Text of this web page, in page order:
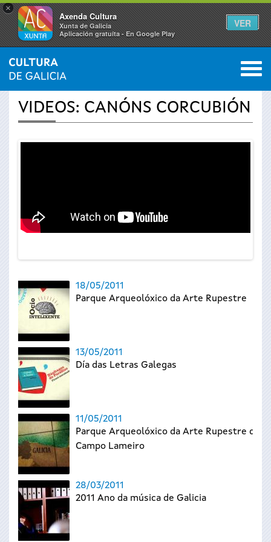
×
Axenda Cultura
Xunta de Galicia
Aplicación gratuíta - En Google Play
VER
Vostede
está
INICIO › ACTUALIDADE 0
VIDEOS: CANÓNS CORCUBIÓN
18/05/2011
Parque Arqueolóxico da Arte Rupestre
13/05/2011
Día das Letras Galegas
11/05/2011
Parque Arqueolóxico da Arte Rupestre de
Campo Lameiro
28/03/2011
2011 Ano da música de Galicia